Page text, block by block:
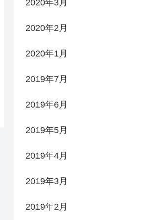
2020年3月
2020年2月
2020年1月
2019年7月
2019年6月
2019年5月
2019年4月
2019年3月
2019年2月